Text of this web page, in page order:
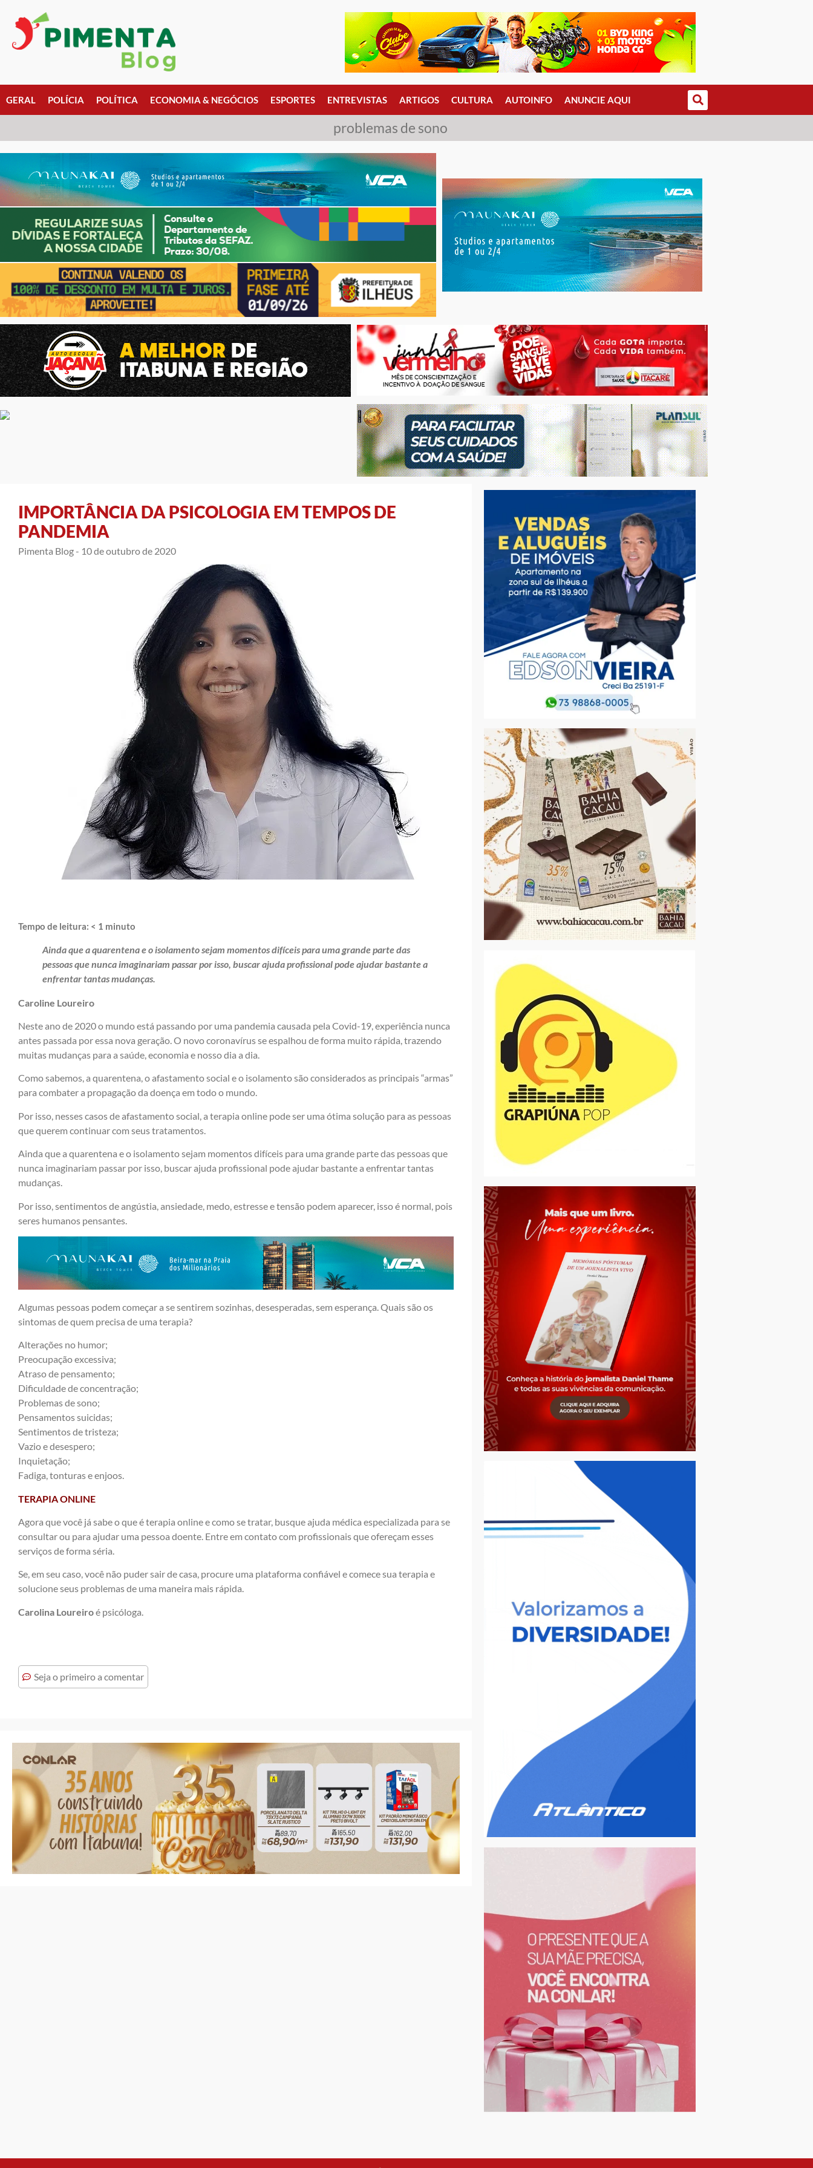
GERAL POLÍCIA POLÍTICA ECONOMIA & NEGÓCIOS ESPORTES ENTREVISTAS ARTIGOS CULTURA AUTOINFO ANUNCIE AQUI
problemas de sono
IMPORTÂNCIA DA PSICOLOGIA EM TEMPOS DE
PANDEMIA
Pimenta Blog - 10 de outubro de 2020
Tempo de leitura: < 1 minuto
Ainda que a quarentena e o isolamento sejam momentos difíceis para uma grande parte das
pessoas que nunca imaginariam passar por isso, buscar ajuda profissional pode ajudar bastante a
enfrentar tantas mudanças.
Caroline Loureiro
Neste ano de 2020 o mundo está passando por uma pandemia causada pela Covid-19, experiência nunca
antes passada por essa nova geração. O novo coronavírus se espalhou de forma muito rápida, trazendo
muitas mudanças para a saúde, economia e nosso dia a dia.
Como sabemos, a quarentena, o afastamento social e o isolamento são considerados as principais “armas”
para combater a propagação da doença em todo o mundo.
Por isso, nesses casos de afastamento social, a terapia online pode ser uma ótima solução para as pessoas
que querem continuar com seus tratamentos.
Ainda que a quarentena e o isolamento sejam momentos difíceis para uma grande parte das pessoas que
nunca imaginariam passar por isso, buscar ajuda profissional pode ajudar bastante a enfrentar tantas
mudanças.
Por isso, sentimentos de angústia, ansiedade, medo, estresse e tensão podem aparecer, isso é normal, pois
seres humanos pensantes.
Algumas pessoas podem começar a se sentirem sozinhas, desesperadas, sem esperança. Quais são os
sintomas de quem precisa de uma terapia?
Alterações no humor;
Preocupação excessiva;
Atraso de pensamento;
Dificuldade de concentração;
Problemas de sono;
Pensamentos suicidas;
Sentimentos de tristeza;
Vazio e desespero;
Inquietação;
Fadiga, tonturas e enjoos.
TERAPIA ONLINE
Agora que você já sabe o que é terapia online e como se tratar, busque ajuda médica especializada para se
consultar ou para ajudar uma pessoa doente. Entre em contato com profissionais que ofereçam esses
serviços de forma séria.
Se, em seu caso, você não puder sair de casa, procure uma plataforma confiável e comece sua terapia e
solucione seus problemas de uma maneira mais rápida.
Carolina Loureiroé psicóloga.
Seja o primeiro a comentar